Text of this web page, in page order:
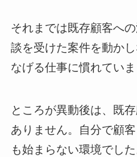
それまでは既存顧客へ
談を受けた案件を動か
なげる仕事に慣れていま
ところが異動後は、既
ありません。自分で顧
も始まらない環境でした